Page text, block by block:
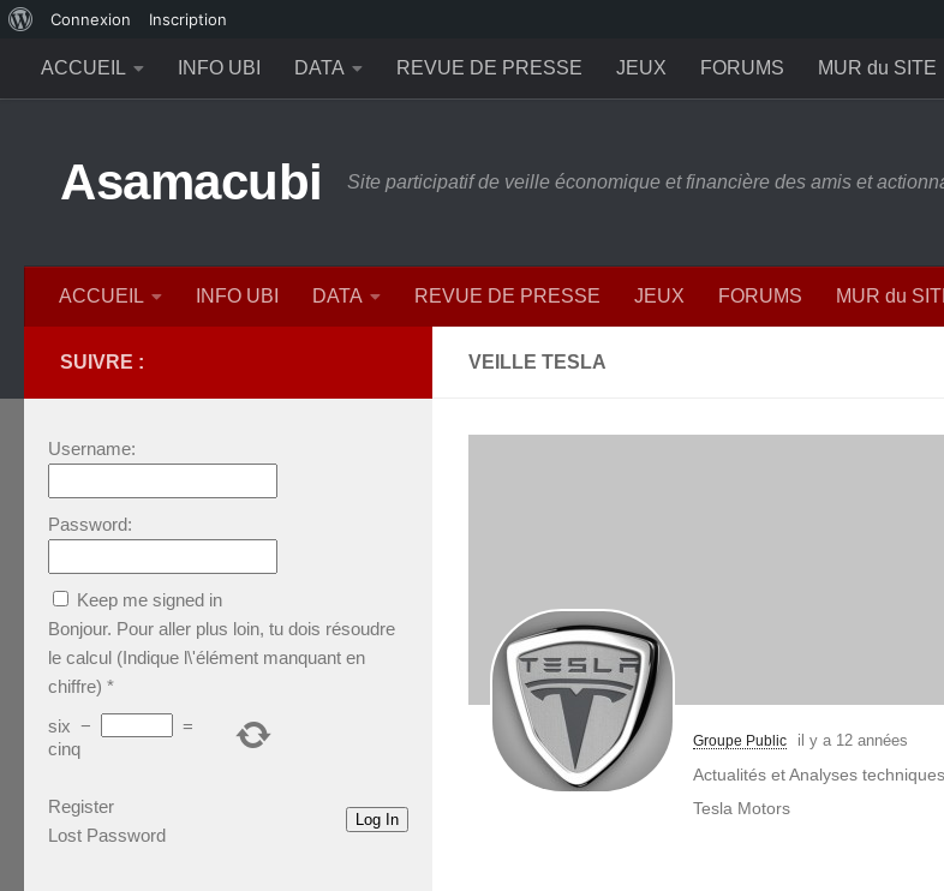
propos
de
Connexion Inscription
ACCUEIL
INFO UBI DATA REVUE DE PRESSE JEUX FORUMS MUR du SITE
Asamacubi Site participatif de veille économique et financière des amis et
ACCUEIL INFO UBI DATA REVUE DE PRESSE JEUX FORUMS MUR du
VEILLE TESLA
Groupe Public il y a 12 années
Actualités et Analyses
Tesla Motors
SUIVRE :
Username:
Password:
Keep me signed in
Bonjour. Pour aller plus loin, tu dois résoudre
le calcul (Indique l\'élément manquant en
chiffre) *
six −
=
cinq
Log In
Register
Lost Password